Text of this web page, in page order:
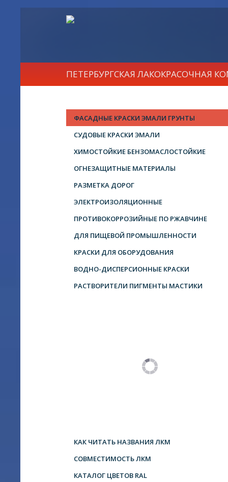
ПЕТЕРБУРГСКАЯ ЛАКОКРАСОЧНАЯ
ФАСАДНЫЕ КРАСКИ ЭМАЛИ ГРУНТЫ
СУДОВЫЕ КРАСКИ ЭМАЛИ
ХИМОСТОЙКИЕ БЕНЗОМАСЛОСТОЙКИЕ
ОГНЕЗАЩИТНЫЕ МАТЕРИАЛЫ
РАЗМЕТКА ДОРОГ
ЭЛЕКТРОИЗОЛЯЦИОННЫЕ
ПРОТИВОКОРРОЗИЙНЫЕ ПО РЖАВЧИНЕ
ДЛЯ ПИЩЕВОЙ ПРОМЫШЛЕННОСТИ
КРАСКИ ДЛЯ ОБОРУДОВАНИЯ
ВОДНО-ДИСПЕРСИОННЫЕ КРАСКИ
РАСТВОРИТЕЛИ ПИГМЕНТЫ МАСТИКИ
КАК ЧИТАТЬ НАЗВАНИЯ ЛКМ
СОВМЕСТИМОСТЬ ЛКМ
КАТАЛОГ ЦВЕТОВ RAL